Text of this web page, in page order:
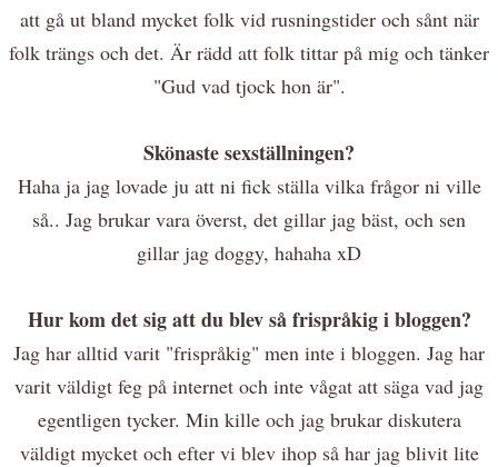
att gå ut bland mycket folk vid rusningstider och sånt när
folk trängs och det. Är rädd att folk tittar på mig och tänker
"Gud vad tjock hon är".
Skönaste sexställningen?
Haha ja jag lovade ju att ni fick ställa vilka frågor ni ville
så.. Jag brukar vara överst, det gillar jag bäst, och sen
gillar jag doggy, hahaha xD
Hur kom det sig att du blev så frispråkig i bloggen?
Jag har alltid varit "frispråkig" men inte i bloggen. Jag har
varit väldigt feg på internet och inte vågat att säga vad jag
egentligen tycker. Min kille och jag brukar diskutera
väldigt mycket och efter vi blev ihop så har jag blivit lite